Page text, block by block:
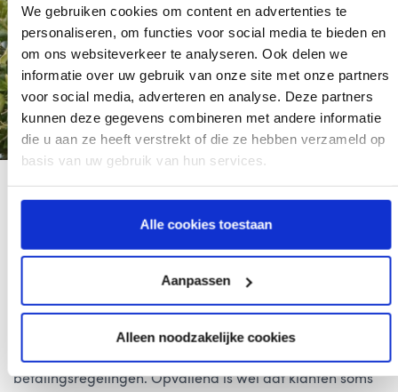
We gebruiken cookies om content en advertenties te
personaliseren, om functies voor social media te bieden en
om ons websiteverkeer te analyseren. Ook delen we
informatie over uw gebruik van onze site met onze partners
voor social media, adverteren en analyse. Deze partners
kunnen deze gegevens combineren met andere informatie
die u aan ze heeft verstrekt of die ze hebben verzameld op
basis van uw gebruik van hun services.
Alle cookies toestaan
Aanpassen
Alleen noodzakelijke cookies
Ook in coronatijd? “Ja zeker”, zegt Verstege. “We blijven
om met betalingsregelingen. Het duurt wellicht iets
langer, maar daarmee voorkomen we hogere
afschrijvingen. In het gesprek met niet-betalende klanten
wordt duidelijk wat zij in deze tijd kunnen missen.
Daarmee komen we samen tot een goede
betalingsregelingen. Opvallend is wel dat klanten soms